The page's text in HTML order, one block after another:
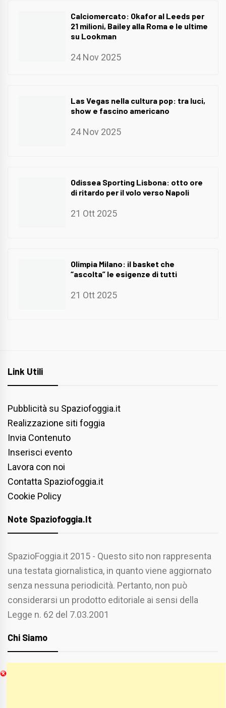
Calciomercato: Okafor al Leeds per
21 milioni, Bailey alla Roma e le ultime
su Lookman
24 Nov 2025
Las Vegas nella cultura pop: tra luci,
show e fascino americano
24 Nov 2025
Odissea Sporting Lisbona: otto ore
di ritardo per il volo verso Napoli
21 Ott 2025
Olimpia Milano: il basket che
“ascolta” le esigenze di tutti
21 Ott 2025
Link Utili
Pubblicità su Spaziofoggia.it
Realizzazione siti foggia
Invia Contenuto
Inserisci evento
Lavora con noi
Contatta Spaziofoggia.it
Cookie Policy
Note Spaziofoggia.it
SpazioFoggia.it 2015 - Questo sito non rappresenta
una testata giornalistica, in quanto viene aggiornato
senza nessuna periodicità. Pertanto, non può
considerarsi un prodotto editoriale ai sensi della
Legge n. 62 del 7.03.2001
Chi Siamo